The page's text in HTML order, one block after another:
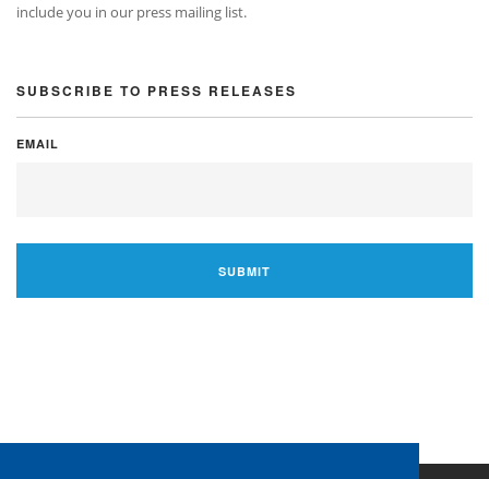
include you in our press mailing list.
SUBSCRIBE TO PRESS RELEASES
EMAIL